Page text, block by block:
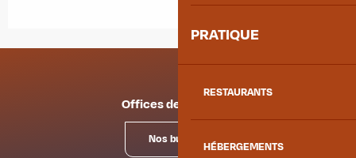
PRATIQUE
RESTAURANTS
HÉBERGEMENTS
Offices de tourisme
Nos bureaux